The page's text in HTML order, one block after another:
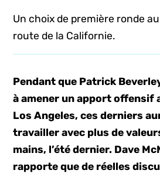
Un choix de première ronde
route de la Californie.
Pendant que Patrick
à amener un apport offensif
Los Angeles, ces derniers
travailler avec plus de
mains, l’été dernier. Dave
rapporte que de réelles